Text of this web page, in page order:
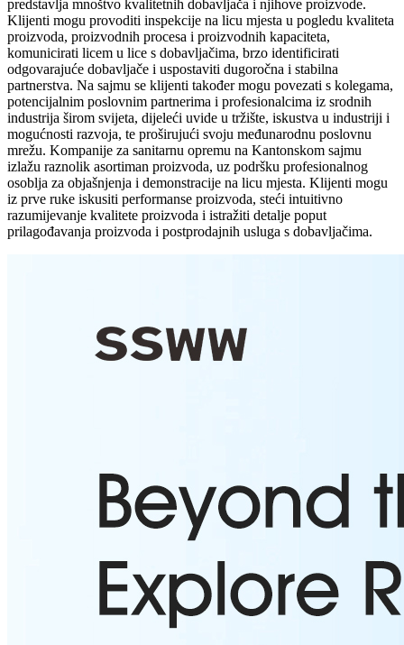
predstavlja mnoštvo kvalitetnih dobavljača i njihove proizvode.
Klijenti mogu provoditi inspekcije na licu mjesta u pogledu kvaliteta
proizvoda, proizvodnih procesa i proizvodnih kapaciteta,
komunicirati licem u lice s dobavljačima, brzo identificirati
odgovarajuće dobavljače i uspostaviti dugoročna i stabilna
partnerstva. Na sajmu se klijenti također mogu povezati s kolegama,
potencijalnim poslovnim partnerima i profesionalcima iz srodnih
industrija širom svijeta, dijeleći uvide u tržište, iskustva u industriji i
mogućnosti razvoja, te proširujući svoju međunarodnu poslovnu
mrežu. Kompanije za sanitarnu opremu na Kantonskom sajmu
izlažu raznolik asortiman proizvoda, uz podršku profesionalnog
osoblja za objašnjenja i demonstracije na licu mjesta. Klijenti mogu
iz prve ruke iskusiti performanse proizvoda, steći intuitivno
razumijevanje kvalitete proizvoda i istražiti detalje poput
prilagođavanja proizvoda i postprodajnih usluga s dobavljačima.